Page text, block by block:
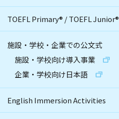
TOEFL Primary® /TOEFL Junior®
施設・学校・企業での公文式
施設・学校向け導入事業
企業・学校向け日本語
English Immersion Activities